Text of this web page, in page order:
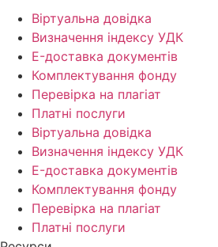
Віртуальна довідка
Визначення індексу УДК
E-доставка документів
Комплектування фонду
Перевірка на плагіат
Платні послуги
Віртуальна довідка
Визначення індексу УДК
E-доставка документів
Комплектування фонду
Перевірка на плагіат
Платні послуги